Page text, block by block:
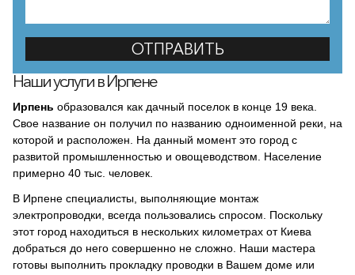
Наши услуги в Ирпене
Ирпень образовался как дачный поселок в конце 19 века.
Свое название он получил по названию одноименной реки, на
которой и расположен. На данный момент это город с
развитой промышленностью и овощеводством. Население
примерно 40 тыс. человек.
В Ирпене специалисты, выполняющие монтаж
электропроводки, всегда пользовались спросом. Поскольку
этот город находиться в нескольких километрах от Киева
добраться до него совершенно не сложно. Наши мастера
готовы выполнить прокладку проводки в Вашем доме или